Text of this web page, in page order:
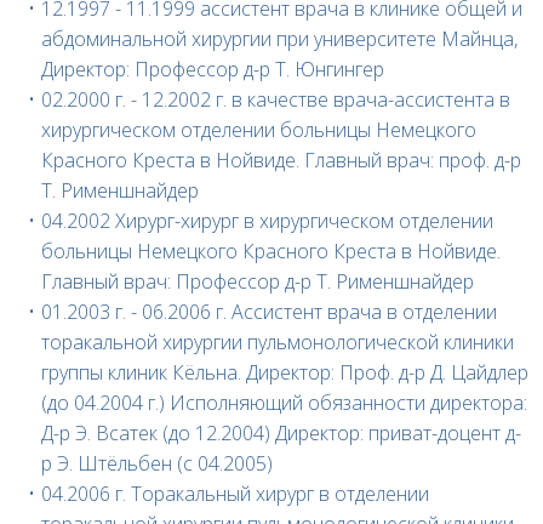
12.1997 - 11.1999 ассистент врача в клинике общей и
абдоминальной хирургии при университете Майнца,
Директор: Профессор д-р Т. Юнгингер
02.2000 г. - 12.2002 г. в качестве врача-ассистента в
хирургическом отделении больницы Немецкого
Красного Креста в Нойвиде. Главный врач: проф. д-р
Т. Рименшнайдер
04.2002 Хирург-хирург в хирургическом отделении
больницы Немецкого Красного Креста в Нойвиде.
Главный врач: Профессор д-р Т. Рименшнайдер
01.2003 г. - 06.2006 г. Ассистент врача в отделении
торакальной хирургии пульмонологической клиники
группы клиник Кёльна. Директор: Проф. д-р Д. Цайдлер
(до 04.2004 г.) Исполняющий обязанности директора:
Д-р Э. Всатек (до 12.2004) Директор: приват-доцент д-
р Э. Штёльбен (с 04.2005)
04.2006 г. Торакальный хирург в отделении